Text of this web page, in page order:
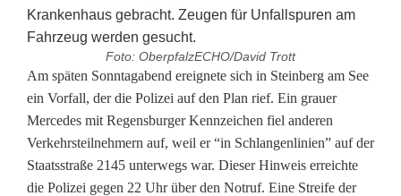
Foto: OberpfalzECHO/David Trott
A
l
k
o
Am späten Sonntagabend ereignete sich in Steinberg am See
ein Vorfall, der die Polizei auf den Plan rief. Ein grauer
Mercedes mit Regensburger Kennzeichen fiel anderen
Verkehrsteilnehmern auf, weil er “in Schlangenlinien” auf der
Staatsstraße 2145 unterwegs war. Dieser Hinweis erreichte
die Polizei gegen 22 Uhr über den Notruf. Eine Streife der